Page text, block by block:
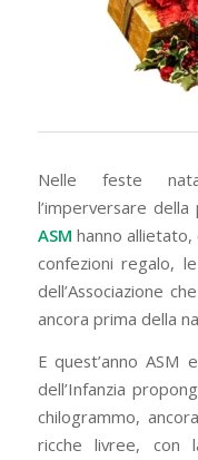
Nelle feste
l’imperversare della
ASM hanno
confezioni regalo,
dell’Associazione
ancora prima della
E quest’anno ASM
dell’Infanzia
chilogrammo,
ricche livree, con